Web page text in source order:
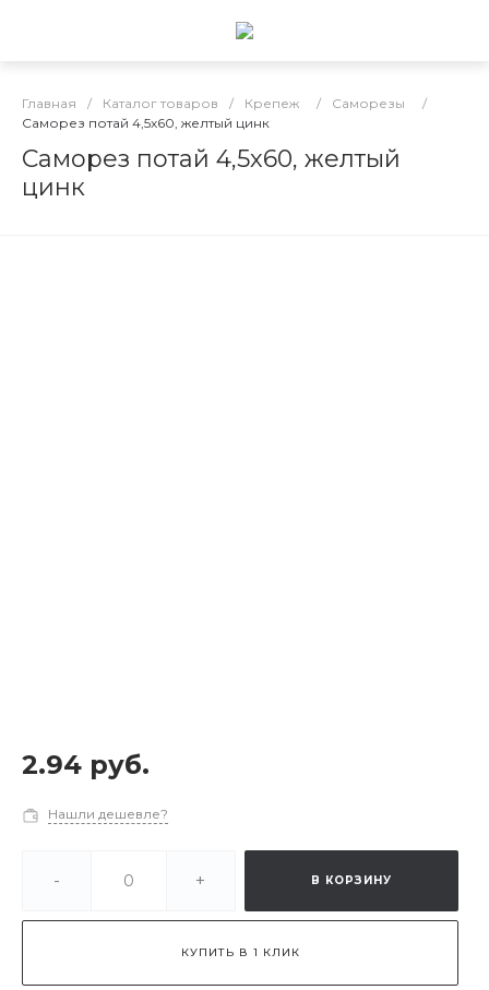
Главная / Каталог товаров / Крепеж / Саморезы
/
Саморез потай 4,5х60, желтый цинк
Саморез потай 4,5х60, желтый
цинк
2.94 руб.
Нашли дешевле?
- + В КОРЗИНУ
КУПИТЬ В 1 КЛИК